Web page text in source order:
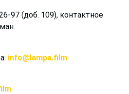
97 (доб. 109), контактное
info@lampa.film